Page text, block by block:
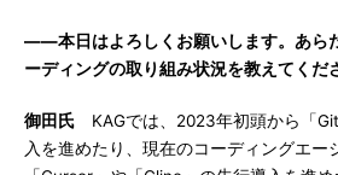
――本日はよろしくお願いします。あら
ーディングの取り組み状況を教えてくだ
御田氏 KAGでは、2023年初頭から「
入を進めたり、現在のコーディングエー